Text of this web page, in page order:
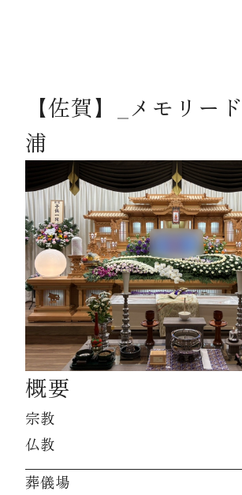
メモリードのお葬式
葬儀の流れ
事例
施設案内
お知らせ
資料請求
【佐賀】_メモリー
浦
概要
宗教
仏教
葬儀場